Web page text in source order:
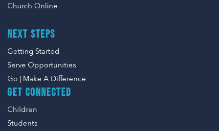
Church Online
NEXT STEPS
Getting Started
Serve Opportunities
Go | Make A Difference
GET CONNECTED
Children
Students